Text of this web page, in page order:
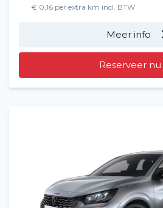
€ 0,16 per extra km incl. BTW
Meer info
Reserveer nu